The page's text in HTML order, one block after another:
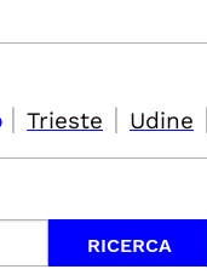
| Trieste | Udine |